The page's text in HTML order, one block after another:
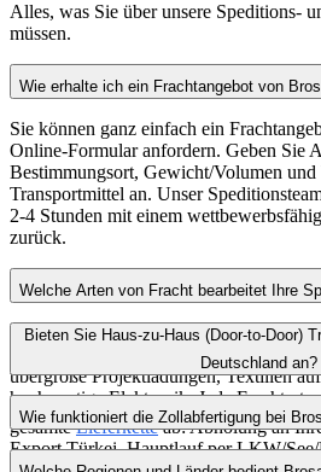
Alles, was Sie über unsere Speditions-
müssen.
Wie erhalte ich ein Frachtangebot von
Sie können ganz einfach ein
Online-Formular anfordern. Geben Sie
Bestimmungsort, Gewicht/Volumen und
Transportmittel an. Unser
2-4 Stunden mit einem
zurück.
Welche Arten von Fracht bearbeitet Ihre
Als Full-ServiceSpedition Türkei
temperaturempfindliche Waren (Frigo/
übergroße Projektladungen, Textilien
hochwertige Elektronik. Jede Frachtart
Behandlung durch unsere Experten.
Bieten Sie Haus-zu-Haus (Door-to-Door)
Deutschland an?
Ja, unser Door-to-Door Türkei
gesamteLieferketteab: Abholung an
Export Türkei, Hauptlauf per LKW/
Wie funktioniert die Zollabfertigung bei
Unser
Türkei Team